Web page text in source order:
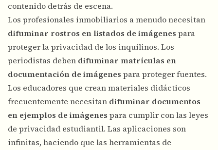
contenido detrás de escena.
Los profesionales inmobiliarios a menudo necesitan
difuminar rostros en listados de imágenes para
proteger la privacidad de los inquilinos. Los
periodistas deben difuminar matrículas en
documentación de imágenes para proteger fuentes.
Los educadores que crean materiales didácticos
frecuentemente necesitan difuminar documentos
en ejemplos de imágenes para cumplir con las leyes
de privacidad estudiantil. Las aplicaciones son
infinitas, haciendo que las herramientas de